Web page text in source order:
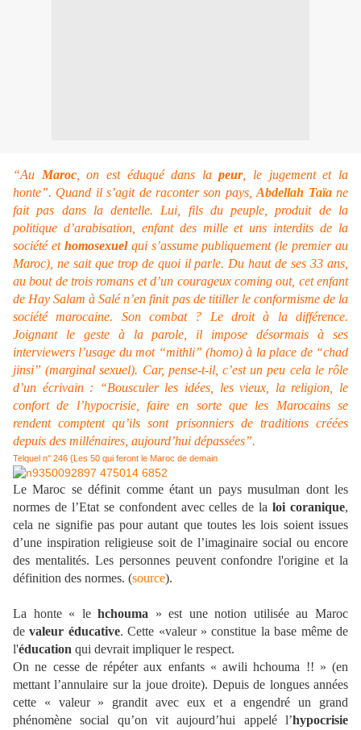
“Au Maroc, on est éduqué dans lapeur, le jugement et la
honte”. Quand il s’agit de raconter son pays,Abdellah Taïane
fait pas dans la dentelle. Lui, fils du peuple, produit de la
politique d’arabisation, enfant des mille et uns interdits de la
société et homosexuelqui s’assume publiquement (le premier au
Maroc), ne sait que trop de quoi il parle. Du haut de ses 33 ans,
au bout de trois romans et d’un courageux coming out, cet enfant
de Hay Salam à Salé n’en finit pas de titiller le conformisme de la
société marocaine. Son combat ? Le droit à la différence.
Joignant le geste à la parole, il impose désormais à ses
interviewers l’usage du mot “mithli” (homo) à la place de “chad
jinsi” (marginal sexuel). Car, pense-t-il, c’est un peu cela le rôle
d’un écrivain : “Bousculer les idées, les vieux, la religion, le
confort de l’hypocrisie, faire en sorte que les Marocains se
rendent comptent qu’ils sont prisonniers de traditions créées
depuis des millénaires, aujourd’hui dépassées”.
Telquel n° 246 {Les 50 qui feront le Maroc de demain
Le Maroc se définit comme étant un pays musulman dont les
normes de l’Etat se confondent avec celles de laloi coranique,
cela ne signifie pas pour autant que toutes les lois soient issues
d’une inspiration religieuse soit de l’imaginaire social ou encore
des mentalités. Les personnes peuvent confondre l'origine et la
définition des normes. (source).
La honte « lehchouma » est une notion utilisée au Maroc
devaleur éducative. Cette «valeur » constitue la base même de
l'éducation qui devrait impliquer le respect.
On ne cesse de répéter aux enfants « awili hchouma !! » (en
mettant l’annulaire sur la joue droite). Depuis de longues années
cette « valeur » grandit avec eux et a engendré un grand
phénomène social qu’on vit aujourd’hui appelé l’hypocrisie